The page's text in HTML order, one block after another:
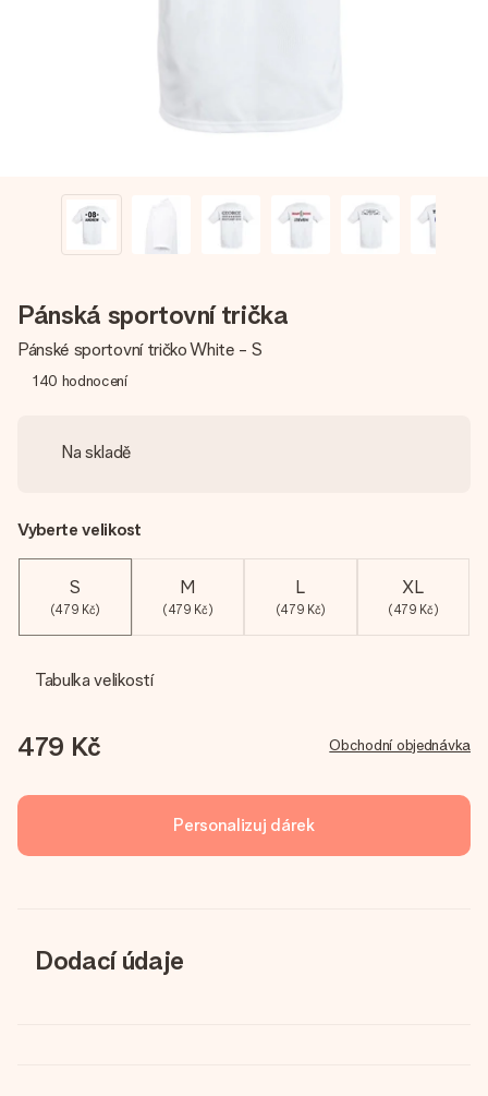
Pánská sportovní trička
Pánské sportovní tričko White - S
140 hodnocení
Na skladě
Vyberte velikost
S
(479 Kč)
M
(479 Kč)
L
(479 Kč)
XL
(479 Kč)
Tabulka velikostí
479 Kč Obchodní objednávka
Personalizuj dárek
Dodací údaje